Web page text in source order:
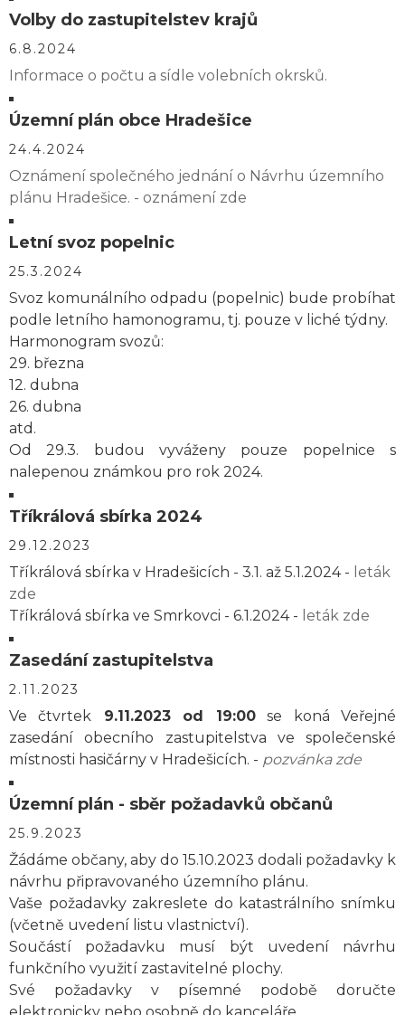
Volby do zastupitelstev krajů
6.8.2024
Informace o počtu a sídle volebních okrsků.
Územní plán obce Hradešice
24.4.2024
Oznámení společného jednání o Návrhu územního
plánu Hradešice. - oznámení zde
Letní svoz popelnic
25.3.2024
Svoz komunálního odpadu (popelnic) bude probíhat
podle letního hamonogramu, tj. pouze v liché týdny.
Harmonogram svozů:
29. března
12. dubna
26. dubna
atd.
Od 29.3. budou vyváženy pouze popelnice s
nalepenou známkou pro rok 2024.
Tříkrálová sbírka 2024
29.12.2023
Tříkrálová sbírka v Hradešicích - 3.1. až 5.1.2024 - leták
zde
Tříkrálová sbírka ve Smrkovci - 6.1.2024 - leták zde
Zasedání zastupitelstva
2.11.2023
Ve čtvrtek 9.11.2023 od 19:00se koná Veřejné
zasedání obecního zastupitelstva ve společenské
místnosti hasičárny v Hradešicích. - pozvánka zde
Územní plán - sběr požadavků občanů
25.9.2023
Žádáme občany, aby do 15.10.2023 dodali požadavky k
návrhu připravovaného územního plánu.
Vaše požadavky zakreslete do katastrálního snímku
(včetně uvedení listu vlastnictví).
Součástí požadavku musí být uvedení návrhu
funkčního využití zastavitelné plochy.
Své požadavky v písemné podobě doručte